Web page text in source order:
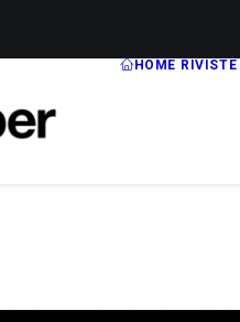
HOME RIVISTE